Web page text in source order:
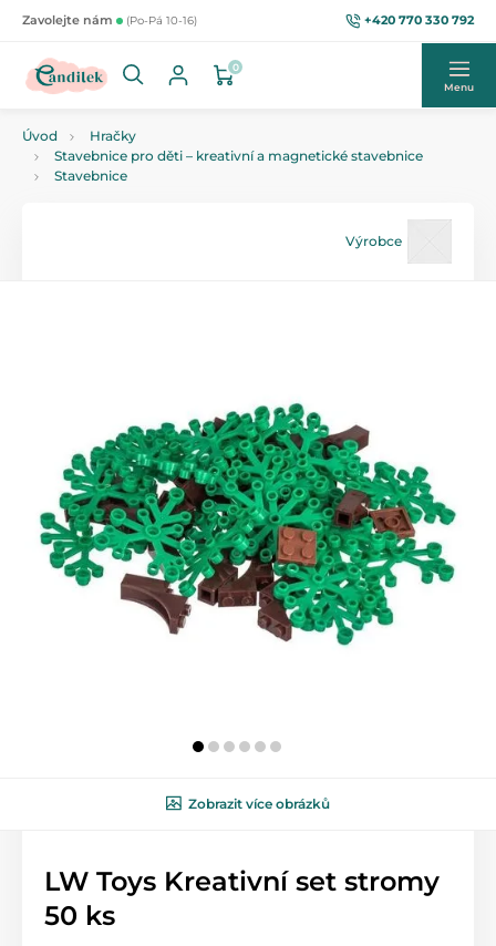
Zavolejte nám (Po-Pá 10-16) +420 770 330 792
0
Menu
Úvod
Hračky
Stavebnice pro děti – kreativní a magnetické stavebnice
Stavebnice
Výrobce
Zobrazit více obrázků
LW Toys Kreativní set stromy
50 ks